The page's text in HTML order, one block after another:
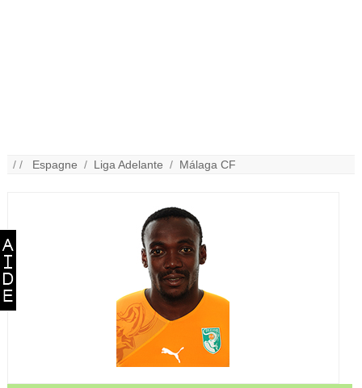
/ / Espagne / Liga Adelante / Málaga CF